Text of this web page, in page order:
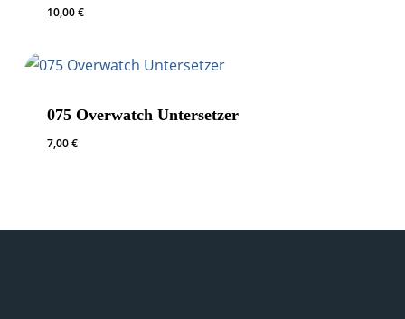
10,00€
075 Overwatch Untersetzer
7,00€